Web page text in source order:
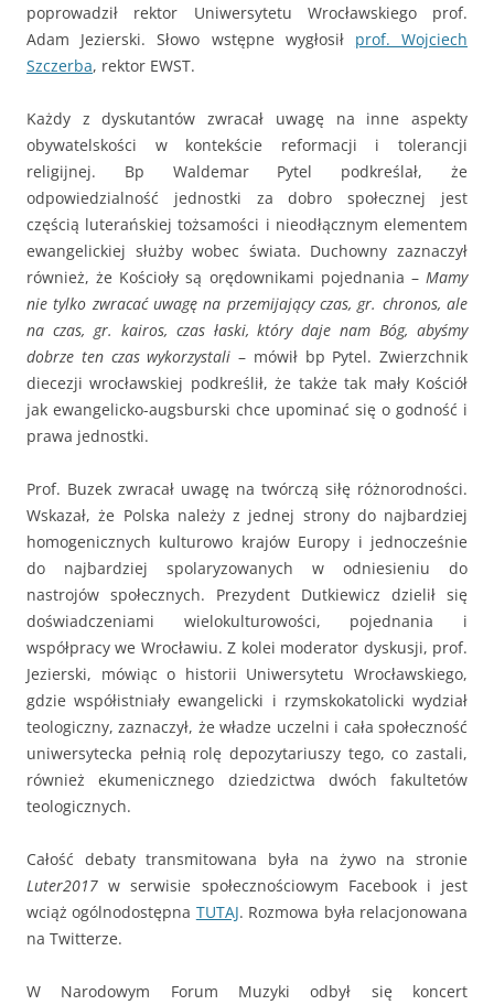
poprowadził rektor Uniwersytetu Wrocławskiego prof.
Adam Jezierski. Słowo wstępne wygłosił prof. Wojciech
Szczerba, rektor EWST.
Każdy z dyskutantów zwracał uwagę na inne aspekty
obywatelskości w kontekście reformacji i tolerancji
religijnej. Bp Waldemar Pytel podkreślał, że
odpowiedzialność jednostki za dobro społecznej jest
częścią luterańskiej tożsamości i nieodłącznym elementem
ewangelickiej służby wobec świata. Duchowny zaznaczył
również, że Kościoły są orędownikami pojednania – Mamy
nie tylko zwracać uwagę na przemijający czas, gr. chronos, ale
na czas, gr. kairos, czas łaski, który daje nam Bóg, abyśmy
dobrze ten czas wykorzystali – mówił bp Pytel. Zwierzchnik
diecezji wrocławskiej podkreślił, że także tak mały Kościół
jak ewangelicko-augsburski chce upominać się o godność i
prawa jednostki.
Prof. Buzek zwracał uwagę na twórczą siłę różnorodności.
Wskazał, że Polska należy z jednej strony do najbardziej
homogenicznych kulturowo krajów Europy i jednocześnie
do najbardziej spolaryzowanych w odniesieniu do
nastrojów społecznych. Prezydent Dutkiewicz dzielił się
doświadczeniami wielokulturowości, pojednania i
współpracy we Wrocławiu. Z kolei moderator dyskusji, prof.
Jezierski, mówiąc o historii Uniwersytetu Wrocławskiego,
gdzie współistniały ewangelicki i rzymskokatolicki wydział
teologiczny, zaznaczył, że władze uczelni i cała społeczność
uniwersytecka pełnią rolę depozytariuszy tego, co zastali,
również ekumenicznego dziedzictwa dwóch fakultetów
teologicznych.
Całość debaty transmitowana była na żywo na stronie
Luter2017 w serwisie społecznościowym Facebook i jest
wciąż ogólnodostępna TUTAJ. Rozmowa była relacjonowana
na Twitterze.
W Narodowym Forum Muzyki odbył się koncert